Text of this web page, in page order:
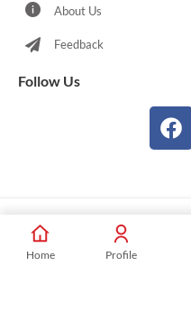
About Us
Feedback
Follow Us
Home Profile